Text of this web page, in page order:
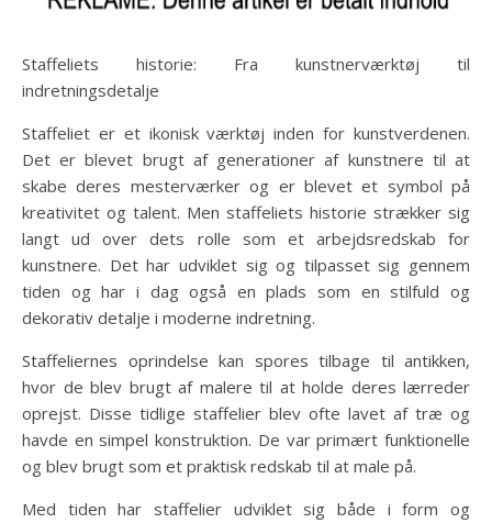
Staffeliets historie: Fra kunstnerværktøj til
indretningsdetalje
Staffeliet er et ikonisk værktøj inden for kunstverdenen.
Det er blevet brugt af generationer af kunstnere til at
skabe deres mesterværker og er blevet et symbol på
kreativitet og talent. Men staffeliets historie strækker sig
langt ud over dets rolle som et arbejdsredskab for
kunstnere. Det har udviklet sig og tilpasset sig gennem
tiden og har i dag også en plads som en stilfuld og
dekorativ detalje i moderne indretning.
Staffeliernes oprindelse kan spores tilbage til antikken,
hvor de blev brugt af malere til at holde deres lærreder
oprejst. Disse tidlige staffelier blev ofte lavet af træ og
havde en simpel konstruktion. De var primært funktionelle
og blev brugt som et praktisk redskab til at male på.
Med tiden har staffelier udviklet sig både i form og